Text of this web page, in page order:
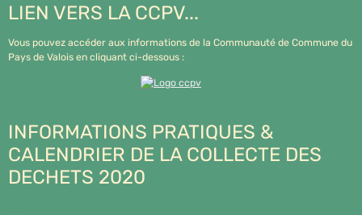
LIEN VERS LA CCPV...
Vous pouvez accéder aux informations de la Communauté de Commune du
Pays de Valois en cliquant ci-dessous :
INFORMATIONS PRATIQUES &
CALENDRIER DE LA COLLECTE DES
DECHETS 2020